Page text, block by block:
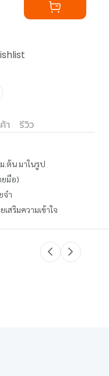
า รีวิว
.ต้น มาในรูป
ยมือ)
จำ
สริมความเข้าใจ